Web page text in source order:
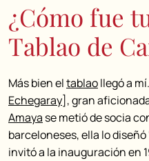
¿Cómo fue
Tablao de
Más bien eltablaollegó a
Echegaray], gran
Amaya se metió de socia
barceloneses, ella lo diseñó
invitó a la inauguración en